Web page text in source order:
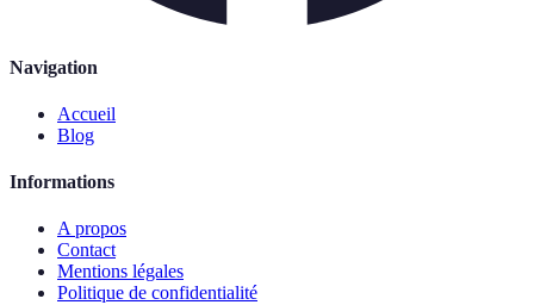
Navigation
Accueil
Blog
Informations
A propos
Contact
Mentions légales
Politique de confidentialité